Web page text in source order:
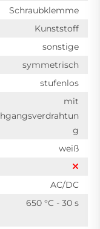
Schraubklemme
Kunststoff
sonstige
symmetrisch
stufenlos
mit
g
weiß
AC/DC
650 °C - 30 s